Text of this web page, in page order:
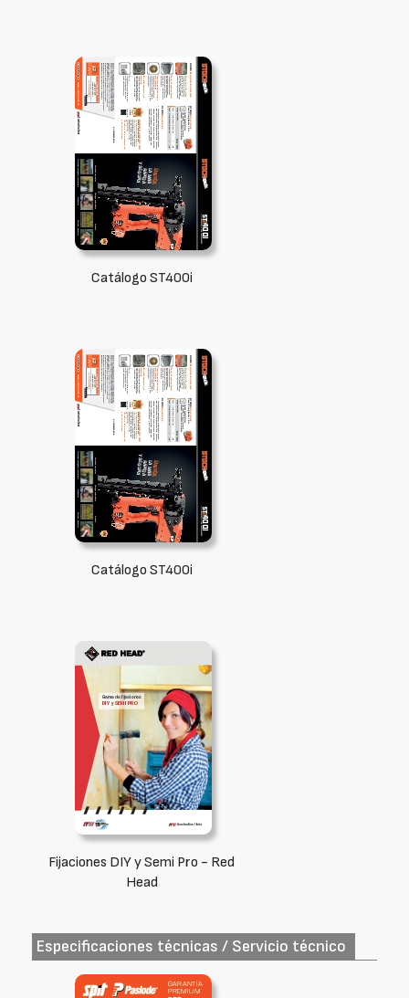
Catálogo ST400i
Catálogo ST400i
Fijaciones DIY y Semi Pro - Red
Head
Especificaciones técnicas / Servicio técnico